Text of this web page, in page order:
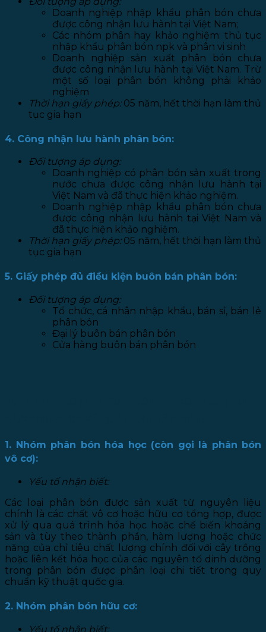
Doanh nghiệp nhập khẩu phân bón chưa
được công nhận lưu hành tại Việt Nam;
Các nhóm phân hay khảo nghiệm: thủ tục
nhập khẩu phân bón npk và phân vi sinh
Doanh nghiệp sản xuất phân bón chưa
được công nhận lưu hành tại Việt Nam. Trừ
một số loại phân bón không phải khảo
nghiệm
Thời hạn giấy phép:05 năm, hết thời hạn làm thủ
tục gia hạn
4. Công nhận lưu hành phân bón:
Đối tượng áp dụng:
Doanh nghiệp có phân bón sản xuất trong
nước chưa được công nhận lưu hành tại
Việt Nam và đã thực hiện khảo nghiệm.
Doanh nghiệp nhập khẩu phân bón chưa
được công nhận lưu hành tại Việt Nam và
đã thực hiện khảo nghiệm.
Thời hạn giấy phép:05 năm, hết thời hạn làm thủ
tục gia hạn
5. Giấy phép đủ điều kiện buôn bán phân bón:
Đối tượng áp dụng:
Tổ chức, cá nhân nhập khẩu, bán sỉ, bán lẻ
phân bón
Đại lý buôn bán phân bón
Cửa hàng buôn bán phân bón
1. Nhóm phân bón hóa học (còn gọi là phân bón
vô cơ):
Yếu tố nhận biết:
Các loại phân bón được sản xuất từ nguyên liệu
chính là các chất vô cơ hoặc hữu cơ tổng hợp, được
xử lý qua quá trình hóa học hoặc chế biến khoáng
sản và tùy theo thành phần, hàm lượng hoặc chức
năng của chỉ tiêu chất lượng chính đối với cây trồng
hoặc liên kết hóa học của các nguyên tố dinh dưỡng
trong phân bón được phân loại chi tiết trong quy
chuẩn kỹ thuật quốc gia.
2. Nhóm phân bón hữu cơ:
Yếu tố nhận biết: